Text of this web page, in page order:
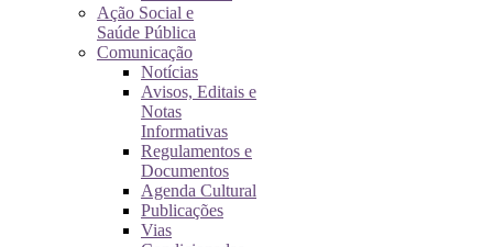
Ação Social e
Saúde Pública
Comunicação
Notícias
Avisos, Editais e
Notas
Informativas
Regulamentos e
Documentos
Agenda Cultural
Publicações
Vias